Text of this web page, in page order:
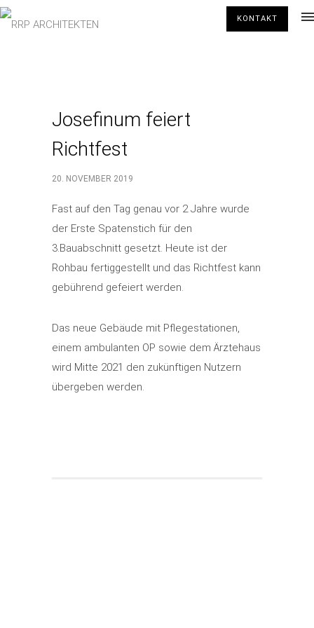
KONTAKT
Josefinum feiert
Richtfest
20. NOVEMBER 2019
Fast auf den Tag genau vor 2 Jahre wurde
der Erste Spatenstich für den
3.Bauabschnitt gesetzt. Heute ist der
Rohbau fertiggestellt und das Richtfest kann
gebührend gefeiert werden.
Das neue Gebäude mit Pflegestationen,
einem ambulanten OP sowie dem Ärztehaus
wird Mitte 2021 den zukünftigen Nutzern
übergeben werden.